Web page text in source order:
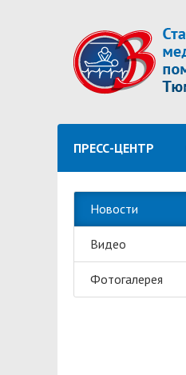
ПРЕСС-ЦЕНТР
Новости
Видео
Фотогалерея